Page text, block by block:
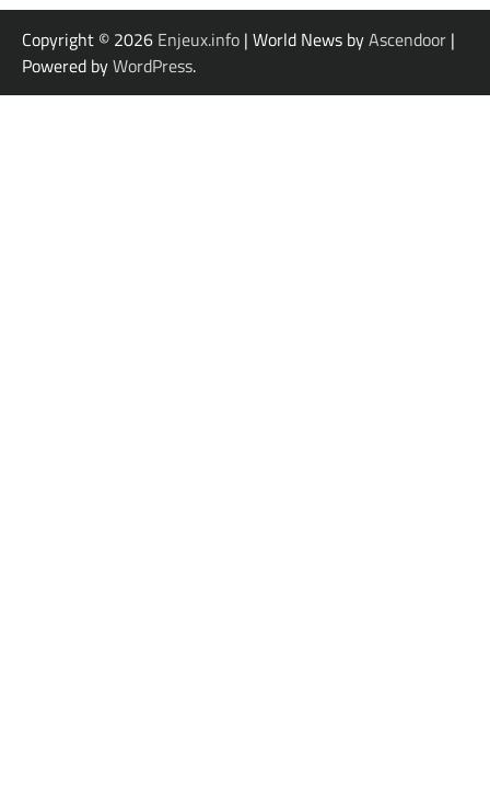
Copyright © 2026 Enjeux.info | World News byAscendoor |
Powered byWordPress.